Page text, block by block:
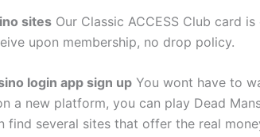
sites Our Classic ACCESS Club card
upon membership, no drop policy.
login app sign up You wont have to
a new platform, you can play Dead
find several sites that offer the real